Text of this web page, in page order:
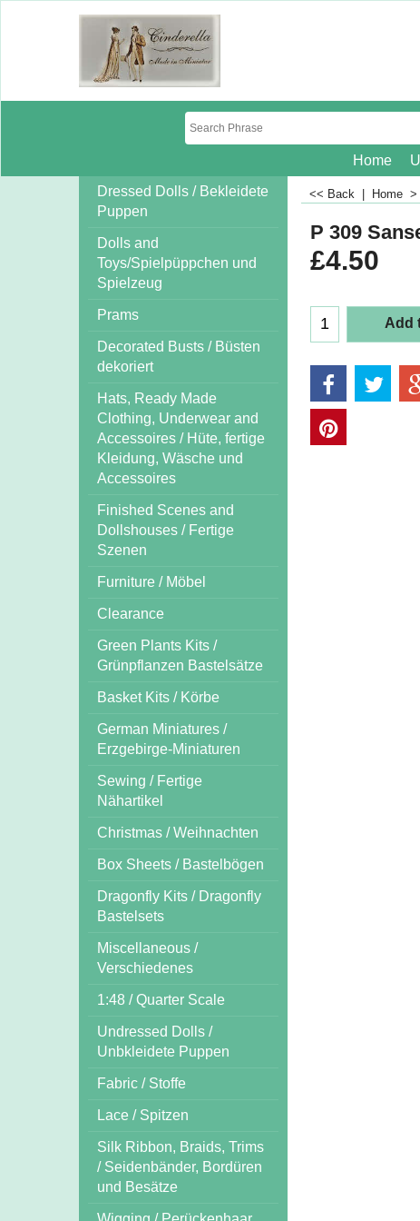
Home
Dressed Dolls / Bekleidete
Puppen
Dolls and
Toys/Spielpüppchen und
Spielzeug
Prams
Decorated Busts / Büsten
dekoriert
Hats, Ready Made
Clothing, Underwear and
Accessoires / Hüte, fertige
Kleidung, Wäsche und
Accessoires
Finished Scenes and
Dollshouses / Fertige
Szenen
Furniture / Möbel
Clearance
Green Plants Kits /
Grünpflanzen Bastelsätze
Basket Kits / Körbe
German Miniatures /
Erzgebirge-Miniaturen
Sewing / Fertige
Nähartikel
Christmas / Weihnachten
Box Sheets / Bastelbögen
Dragonfly Kits / Dragonfly
Bastelsets
Miscellaneous /
Verschiedenes
1:48 / Quarter Scale
Undressed Dolls /
Unbkleidete Puppen
Fabric / Stoffe
Lace / Spitzen
Silk Ribbon, Braids, Trims
/ Seidenbänder, Bordüren
und Besätze
<< Back Home >
P 309
£4.50
Add